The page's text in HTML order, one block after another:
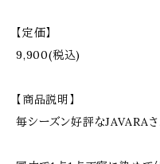
【定価】
9,900(税込)
【商品説明】
毎シーズン好評なJAVARAさ